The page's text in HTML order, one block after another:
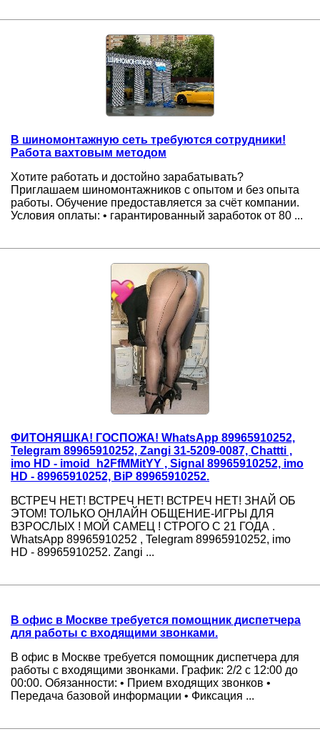
В шиномонтажную сеть требуются сотрудники!
Работа вахтовым методом
Хотите работать и достойно зарабатывать?
Приглашаем шиномонтажников с опытом и без опыта
работы. Обучение предоставляется за счёт компании.
Условия оплаты: • гарантированный заработок от 80 ...
ФИТОНЯШКА! ГОСПОЖА! WhatsApp 89965910252,
Telegram 89965910252, Zangi 31-5209-0087, Chattti ,
imo HD - imoid_h2FfMMitYY , Signal 89965910252, imo
HD - 89965910252, BiP 89965910252.
ВСТРЕЧ НЕТ! ВСТРЕЧ НЕТ! ВСТРЕЧ НЕТ! ЗНАЙ ОБ
ЭТОМ! ТОЛЬКО ОНЛАЙН ОБЩЕНИЕ-ИГРЫ ДЛЯ
ВЗРОСЛЫХ ! МОЙ САМЕЦ ! СТРОГО С 21 ГОДА .
WhatsApp 89965910252 , Telegram 89965910252, imo
HD - 89965910252. Zangi ...
В офис в Москве требуется помощник диспетчера
для работы с входящими звонками.
В офис в Москве требуется помощник диспетчера для
работы с входящими звонками. График: 2/2 с 12:00 до
00:00. Обязанности: • Прием входящих звонков •
Передача базовой информации • Фиксация ...